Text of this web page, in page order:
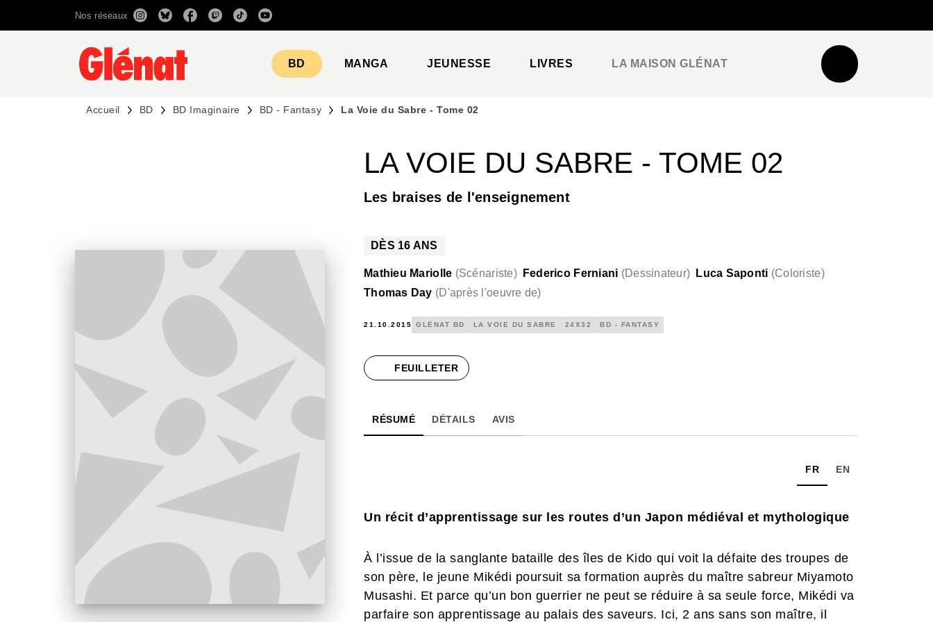
RECHERCHE CONTENU
Nos réseaux
BD MANGA JEUNESSE LIVRES LA MAISON GLÉNAT
Accueil BD BD Imaginaire BD - Fantasy La Voie du Sabre - Tome 02
LA VOIE DU SABRE - TOME 02
Les braises de l'enseignement
DÈS 16 ANS
Mathieu Mariolle (Scénariste) Federico Ferniani (Dessinateur) Luca Saponti (Coloriste)
Thomas Day (D'après l'oeuvre de)
21.10.2015 GLÉNAT BD LA VOIE DU SABRE 24X32 BD - FANTASY
FEUILLETER
RÉSUMÉ DÉTAILS AVIS
FR EN
Un récit d’apprentissage sur les routes d’un Japon médiéval et mythologique
À l’issue de la sanglante bataille des îles de Kido qui voit la défaite des troupes de
son père, le jeune Mikédi poursuit sa formation auprès du maître sabreur Miyamoto
Musashi. Et parce qu’un bon guerrier ne peut se réduire à sa seule force, Mikédi va
parfaire son apprentissage au palais des saveurs. Ici, 2 ans sans son maître, il